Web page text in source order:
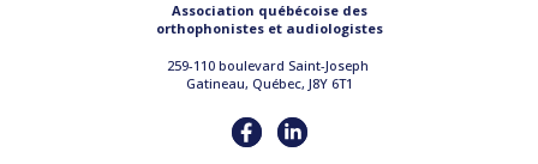
Association québécoise des
orthophonistes et audiologistes
259-110 boulevard Saint-Joseph
Gatineau, Québec, J8Y 6T1